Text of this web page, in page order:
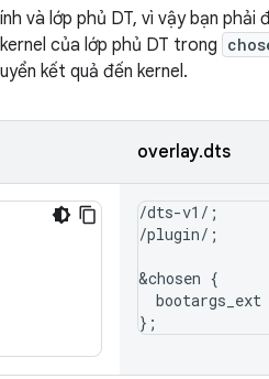
và lớp phủ DT, vì vậy bạn phải
của lớp phủ DT trong
kết quả đến kernel.
overlay.dts
/dts-v1/;
/plugin/;
&chosen {
bootargs_ext
};